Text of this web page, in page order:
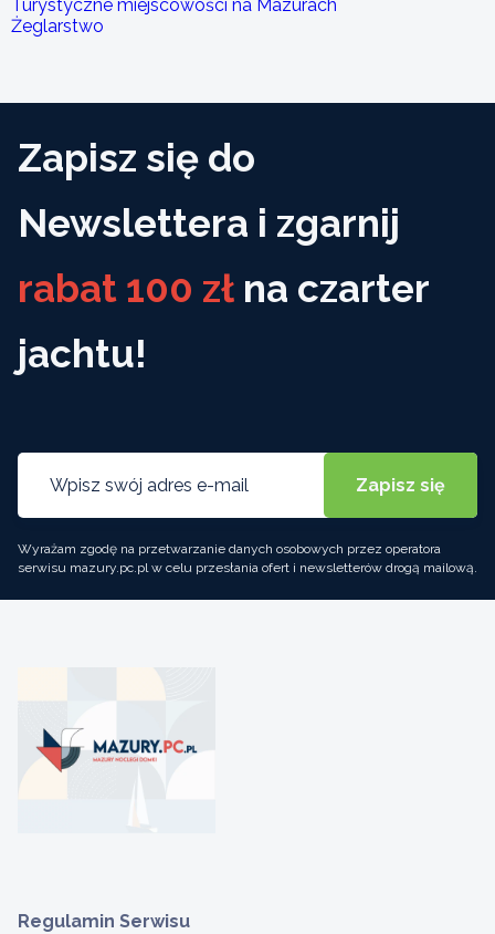
Turystyczne miejscowości na Mazurach
Żeglarstwo
Zapisz się do
Newslettera i zgarnij
rabat 100 zł na czarter
jachtu!
Wyrażam zgodę na przetwarzanie danych osobowych przez operatora
serwisu mazury.pc.pl w celu przesłania ofert i newsletterów drogą mailową.
Regulamin Serwisu